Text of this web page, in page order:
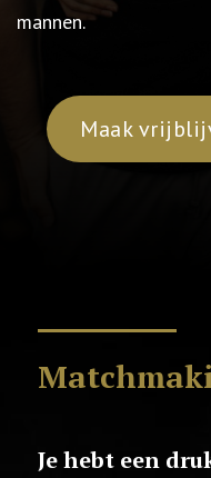
mannen.
Maak
Je hebt een